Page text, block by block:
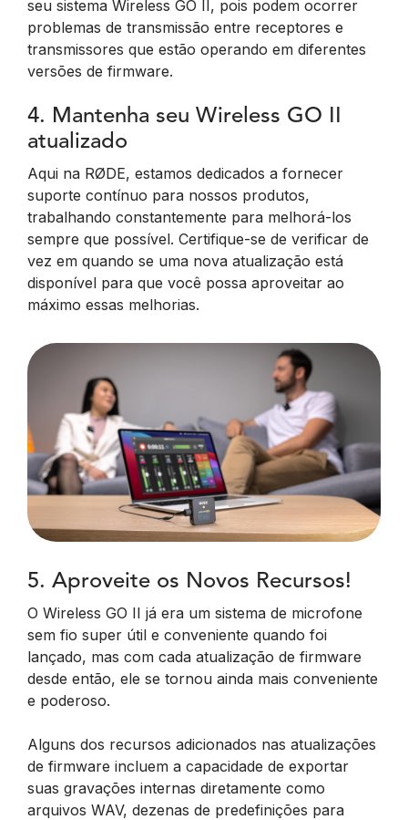
seu sistema Wireless GO II, pois podem ocorrer
problemas de transmissão entre receptores e
transmissores que estão operando em diferentes
versões de firmware.
4. Mantenha seu Wireless GO II
atualizado
Aqui na RØDE, estamos dedicados a fornecer
suporte contínuo para nossos produtos,
trabalhando constantemente para melhorá-los
sempre que possível. Certifique-se de verificar de
vez em quando se uma nova atualização está
disponível para que você possa aproveitar ao
máximo essas melhorias.
5. Aproveite os Novos Recursos!
O Wireless GO II já era um sistema de microfone
sem fio super útil e conveniente quando foi
lançado, mas com cada atualização de firmware
desde então, ele se tornou ainda mais conveniente
e poderoso.
Alguns dos recursos adicionados nas atualizações
de firmware incluem a capacidade de exportar
suas gravações internas diretamente como
arquivos WAV, dezenas de predefinições para